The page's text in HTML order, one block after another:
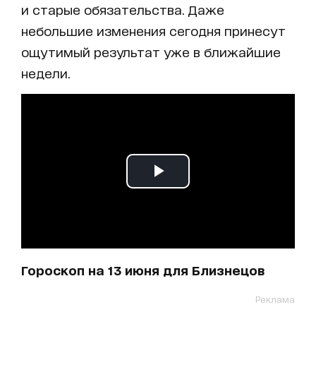
и старые обязательства. Даже
небольшие изменения сегодня принесут
ощутимый результат уже в ближайшие
недели.
Гороскоп на 13 июня для Близнецов
Реклама